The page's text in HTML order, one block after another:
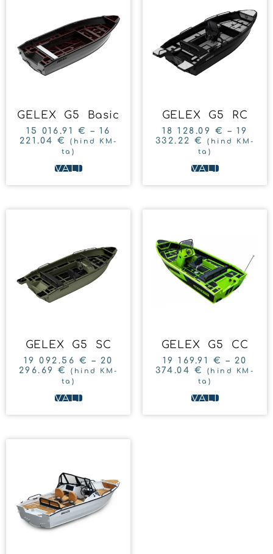
GELEX G5 Basic
15 016.91 € – 16
221.04 €
(hind KM-
ta)
VALI
GELEX G5 RC
18 128.09 € – 19
332.22 €
(hind KM-
ta)
VALI
GELEX G5 SC
19 092.56 € – 20
296.69 €
(hind KM-
ta)
VALI
GELEX G5 CC
19 169.91 € – 20
374.04 €
(hind KM-
ta)
VALI